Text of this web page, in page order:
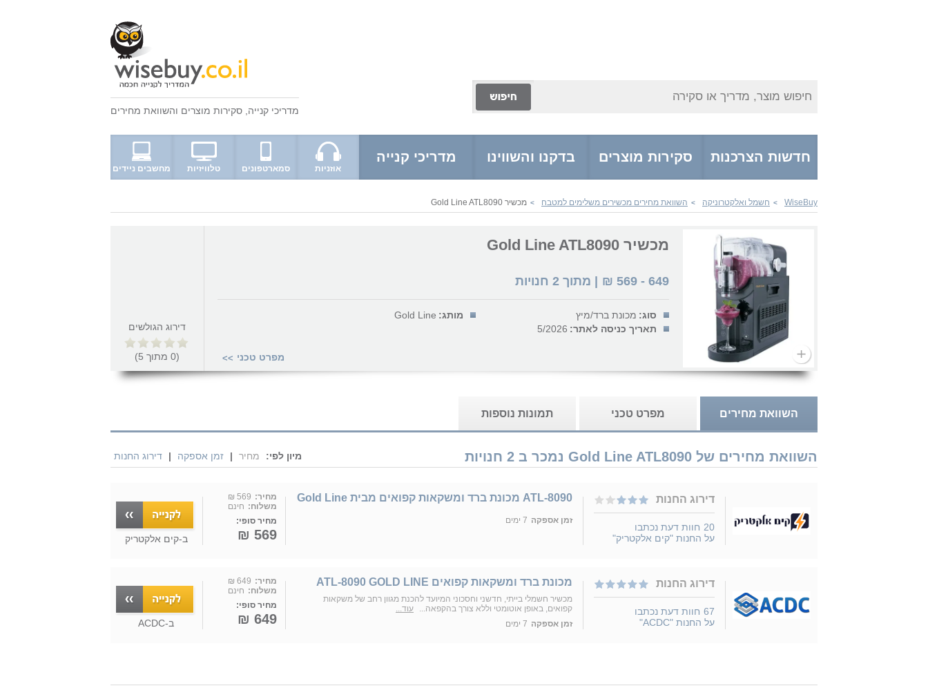
חיפוש מוצר, מדריך או סקירה
מדריכי קנייה סקירות מוצרים והשוואת מחירים
חדשות הצרכנות סקירות מוצרים בדקנו והשווינו מדריכי קנייה
אוזניות סמארטפונים טלוויזיות מחשבים ניידים
WiseBuy
> חשמל ואלקטרוניקה > השוואת מחירים מכשירים משלימים למטבח > מכשיר Gold Line ATL8090
מכשיר Gold Line ATL8090
649
-
569
₪ | מתוך 2 חנויות
סוג: מכונת ברד/מיץ מותג: Gold Line
תאריך כניסה לאתר: 5/2026
מפרט טכני >>
דירוג הגולשים
(
0 מתוך 5
)
השוואת מחירים מפרט טכני תמונות נוספות
השוואת מחירים של Gold Line ATL8090 נמכר ב 2 חנויות מיון לפי: מחיר | זמן אספקה | דירוג החנות
דירוג החנות
20 חוות דעת נכתבו
על החנות "קים אלקטריק"
ATL-8090 מכונת ברד ומשקאות קפואים מבית Gold Line
זמן אספקה 7 ימים
מחיר: 569 ₪
משלוח: חינם
מחיר סופי:
569 ₪ ב-קים אלקטריק
דירוג החנות
67 חוות דעת נכתבו
על החנות "ACDC"
מכונת ברד ומשקאות קפואים ATL-8090 GOLD LINE
מכשיר חשמלי בייתי, חדשני וחסכוני המיועד להכנת מגוון רחב של משקאות
קפואים, באופן אוטומטי וללא צורך בהקפאה...
עוד...
זמן אספקה 7 ימים
מחיר: 649 ₪
משלוח: חינם
מחיר סופי:
649 ₪ ב-ACDC